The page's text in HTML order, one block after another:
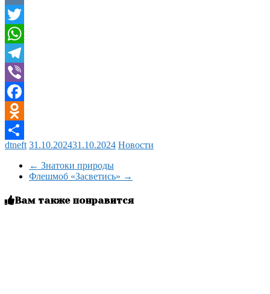
VK
Twitter
WhatsApp
Telegram
Viber
Facebook
Odnoklassniki
Отправить
dtneft 31.10.202431.10.2024 Новости
← Знатоки природы
Флешмоб «Засветись» →
Вам также понравится